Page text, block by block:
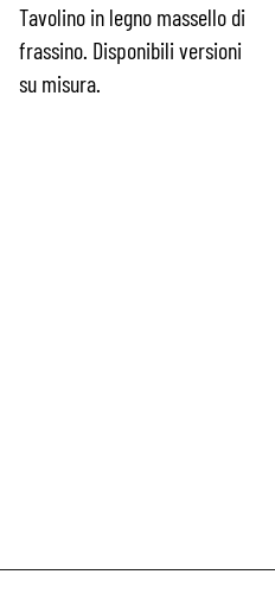
Tavolino in legno massello di
frassino. Disponibili versioni
su misura.